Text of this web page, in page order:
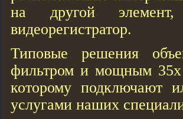
на другой
видеорегистратор.
Типовые решения
фильтром и мощным 35x
которому подключают
услугами наших